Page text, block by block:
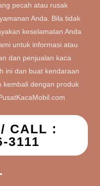
pecah atau rusak
Anda. Bila tidak
keselamatan Anda
untuk informasi atau
dan penjualan kaca
ini dan buat kendaraan
kembali dengan produk
CALL :
3111